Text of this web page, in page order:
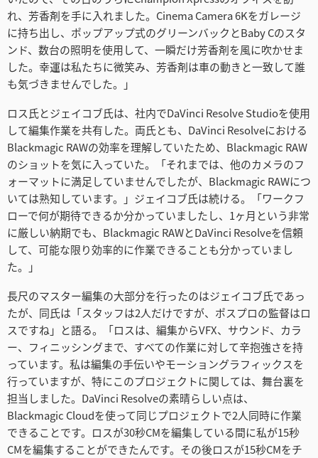
れ、芳香剤を手に入れました。Cinema Camera 6Kをガレージ
に持ち出し、ポップアップ式のグリーンバックとBaby Cのスタ
ンド、数台の照明を使用して、一瞬だけ芳香剤を風に吹かせま
した。幸運は私たちに微笑み、芳香剤は車の動きと一致して誰
も気づきませんでした。」
ロス氏とジェイコブ氏は、社内でDaVinci Resolve Studioを使用
して編集作業を共有した。両氏とも、DaVinci Resolveにおける
Blackmagic RAWの効率を理解していたため、Blackmagic RAW
のショットを気に入っていた。「それまでは、他のカメラのフ
ォーマットに満足していませんでしたが、Blackmagic RAWにつ
いては熟知しています。」ジェイコブ氏は続ける。「ワークフ
ローで何が期待できるか分かっていましたし、1ヶ月という非常
に厳しい納期でも、Blackmagic RAWとDaVinci Resolveを信頼
して、可能な限り効率的に作業できることも分かっていまし
た。」
長尺のマスター編集の大部分を行ったのはジェイコブ氏であっ
たが、同氏は「スタッフは2人だけですが、ポスプロの監督はロ
スですね」と語る。「ロスは、編集からVFX、サウンド、カラ
ー、フィニッシングまで、すべての作業に対して辛抱強さを持
っています。私は編集の手伝いやモーショングラフィックスを
行っていますが、特にこのプロジェクトに関しては、舞台裏を
担当しました。DaVinci Resolveの素晴らしい点は、
Blackmagic Cloudを使って同じプロジェクトで2人同時に作業
できることです。ロスが30秒CMを編集している間に私が15秒
CMを編集することができたんです。その後ロスが15秒CMをチ